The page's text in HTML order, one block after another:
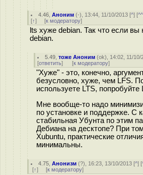
4.46 ,Аноним (-), 13:44, 11/10/2013 [^] [^^
[↑] [к модератору]
lts хуже debian. Так что если вы
debian.
5.49 ,тоже Аноним (ok), 14:02, 11/10/
[ответить] [к модератору]
"Хуже" - это, конечно,
безусловно, хуже, чем LFS.
используете LTS, попробуйте
Мне вообще-то надо
по установке и поддержке. С
стабильная Убунта по этим
Дебиана на десктопе? При
Xubuntu, практические
минимальны.
4.75 ,Анонизм (?), 16:23, 13/10/2013 [^] [
[↑] [к модератору]